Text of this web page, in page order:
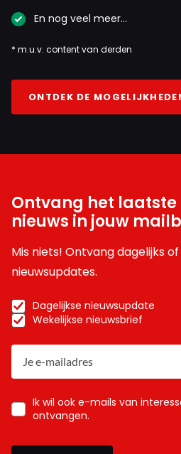
En nog veel meer…
* m.u.v. content van derden
ONTDEK DE
Ontvang het laatste
nieuws in jouw
Mis niets! Ontvang dagelijks
nieuwsupdates.
Dagelijkse nieuwsupdate
Wekelijkse nieuwsbrief
Ik wil ook e-mails van
ontvangen.